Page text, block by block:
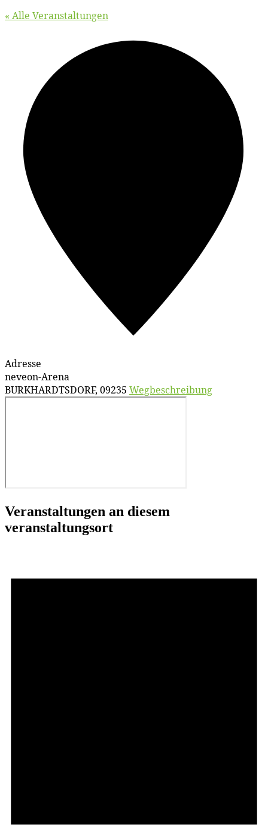
« Alle Veranstaltungen
Adresse
neveon-Arena
BURKHARDTSDORF, 09235 Wegbeschreibung
Veranstaltungen an diesem
veranstaltungsort